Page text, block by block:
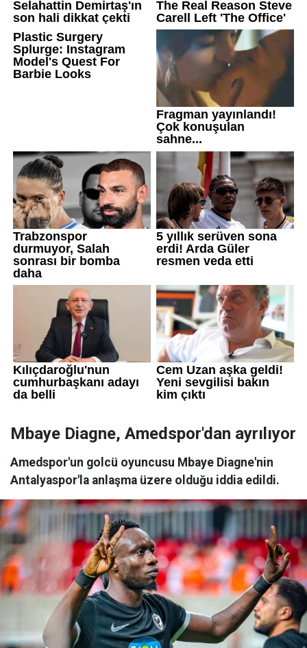
Mbaye Diagne, Amedspor'dan ayrılıyor
Amedspor'un golcü oyuncusu Mbaye Diagne'nin
Antalyaspor'la anlaşma üzere olduğu iddia edildi.